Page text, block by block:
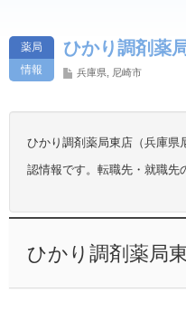
薬局
情報
ひかり調剤薬
兵庫県 尼崎市
ひかり調剤薬局東店（兵庫県
認情報です。転職先・就職先
ひかり調剤薬局